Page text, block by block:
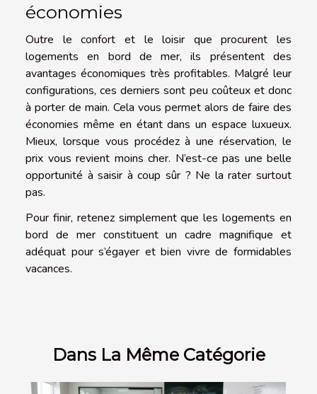
économies
Outre le confort et le loisir que procurent les
logements en bord de mer, ils présentent des
avantages économiques très profitables. Malgré leur
configurations, ces derniers sont peu coûteux et donc
à porter de main. Cela vous permet alors de faire des
économies même en étant dans un espace luxueux.
Mieux, lorsque vous procédez à une réservation, le
prix vous revient moins cher. N’est-ce pas une belle
opportunité à saisir à coup sûr ? Ne la rater surtout
pas.
Pour finir, retenez simplement que les logements en
bord de mer constituent un cadre magnifique et
adéquat pour s’égayer et bien vivre de formidables
vacances.
Dans La Même Catégorie